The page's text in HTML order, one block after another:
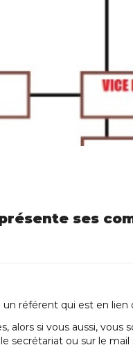
ses
référent qui est en lien
alors si vous aussi,
secrétariat ou sur le